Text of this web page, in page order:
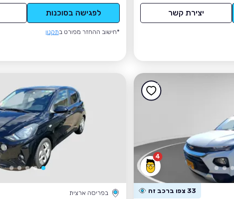
יצירת קשר לפגישה בסוכנות
*חישוב ההחזר מפורט בתקנון
4
33 צפו ברכב זה בפריסה ארצית